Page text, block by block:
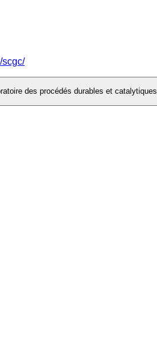
scgc/
des procédés durables et catalytiques